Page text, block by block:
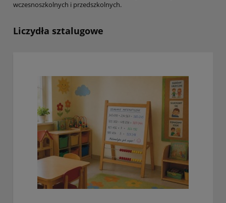
wczesnoszkolnych i przedszkolnych.
Liczydła sztalugowe